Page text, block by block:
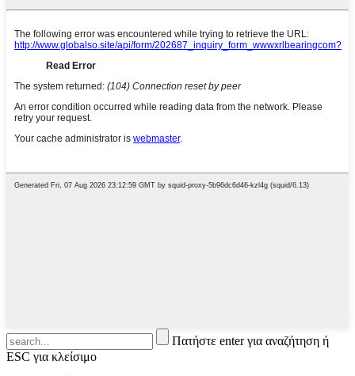
Πατήστε enter για αναζήτηση ή
ESC για κλείσιμο